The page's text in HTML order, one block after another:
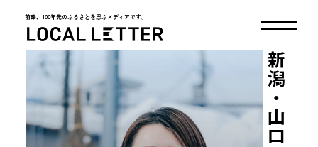
前略、100年先のふるさとを思ふメディアです。
LOCAL LETTER
新潟・山口